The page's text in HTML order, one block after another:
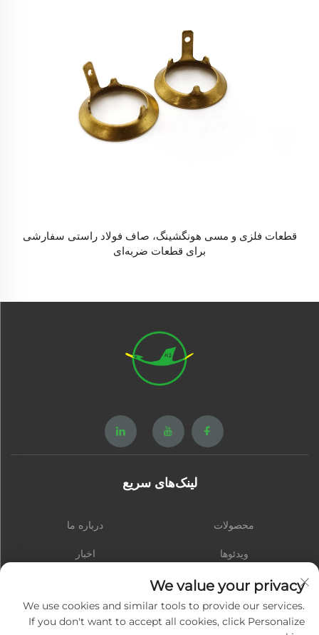
قطعات فلزی و مسی هونگشینگ، صاف فولاد راستی سفارشی
برای قطعات ضربه‌ای
لینک‌های سریع
محصولات درباره ما
ویدئوها اخبار
تماس با ما
We value your privacy
We use cookies and similar tools to provide our services.
If you don't want to accept all cookies, click Personalize